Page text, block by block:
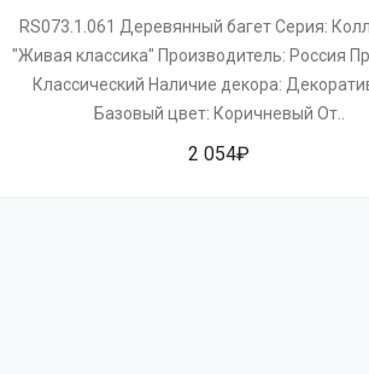
RS073.1.061 Деревянный багет Серия:
"Живая классика" Производитель: Россия
Классический Наличие декора:
Базовый цвет: Коричневый От..
2 054₽